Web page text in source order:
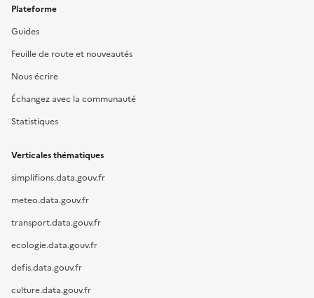
Plateforme
Guides
Feuille de route et nouveautés
Nous écrire
Échangez avec la communauté
Statistiques
Verticales thématiques
simplifions.data.gouv.fr
meteo.data.gouv.fr
transport.data.gouv.fr
ecologie.data.gouv.fr
defis.data.gouv.fr
culture.data.gouv.fr